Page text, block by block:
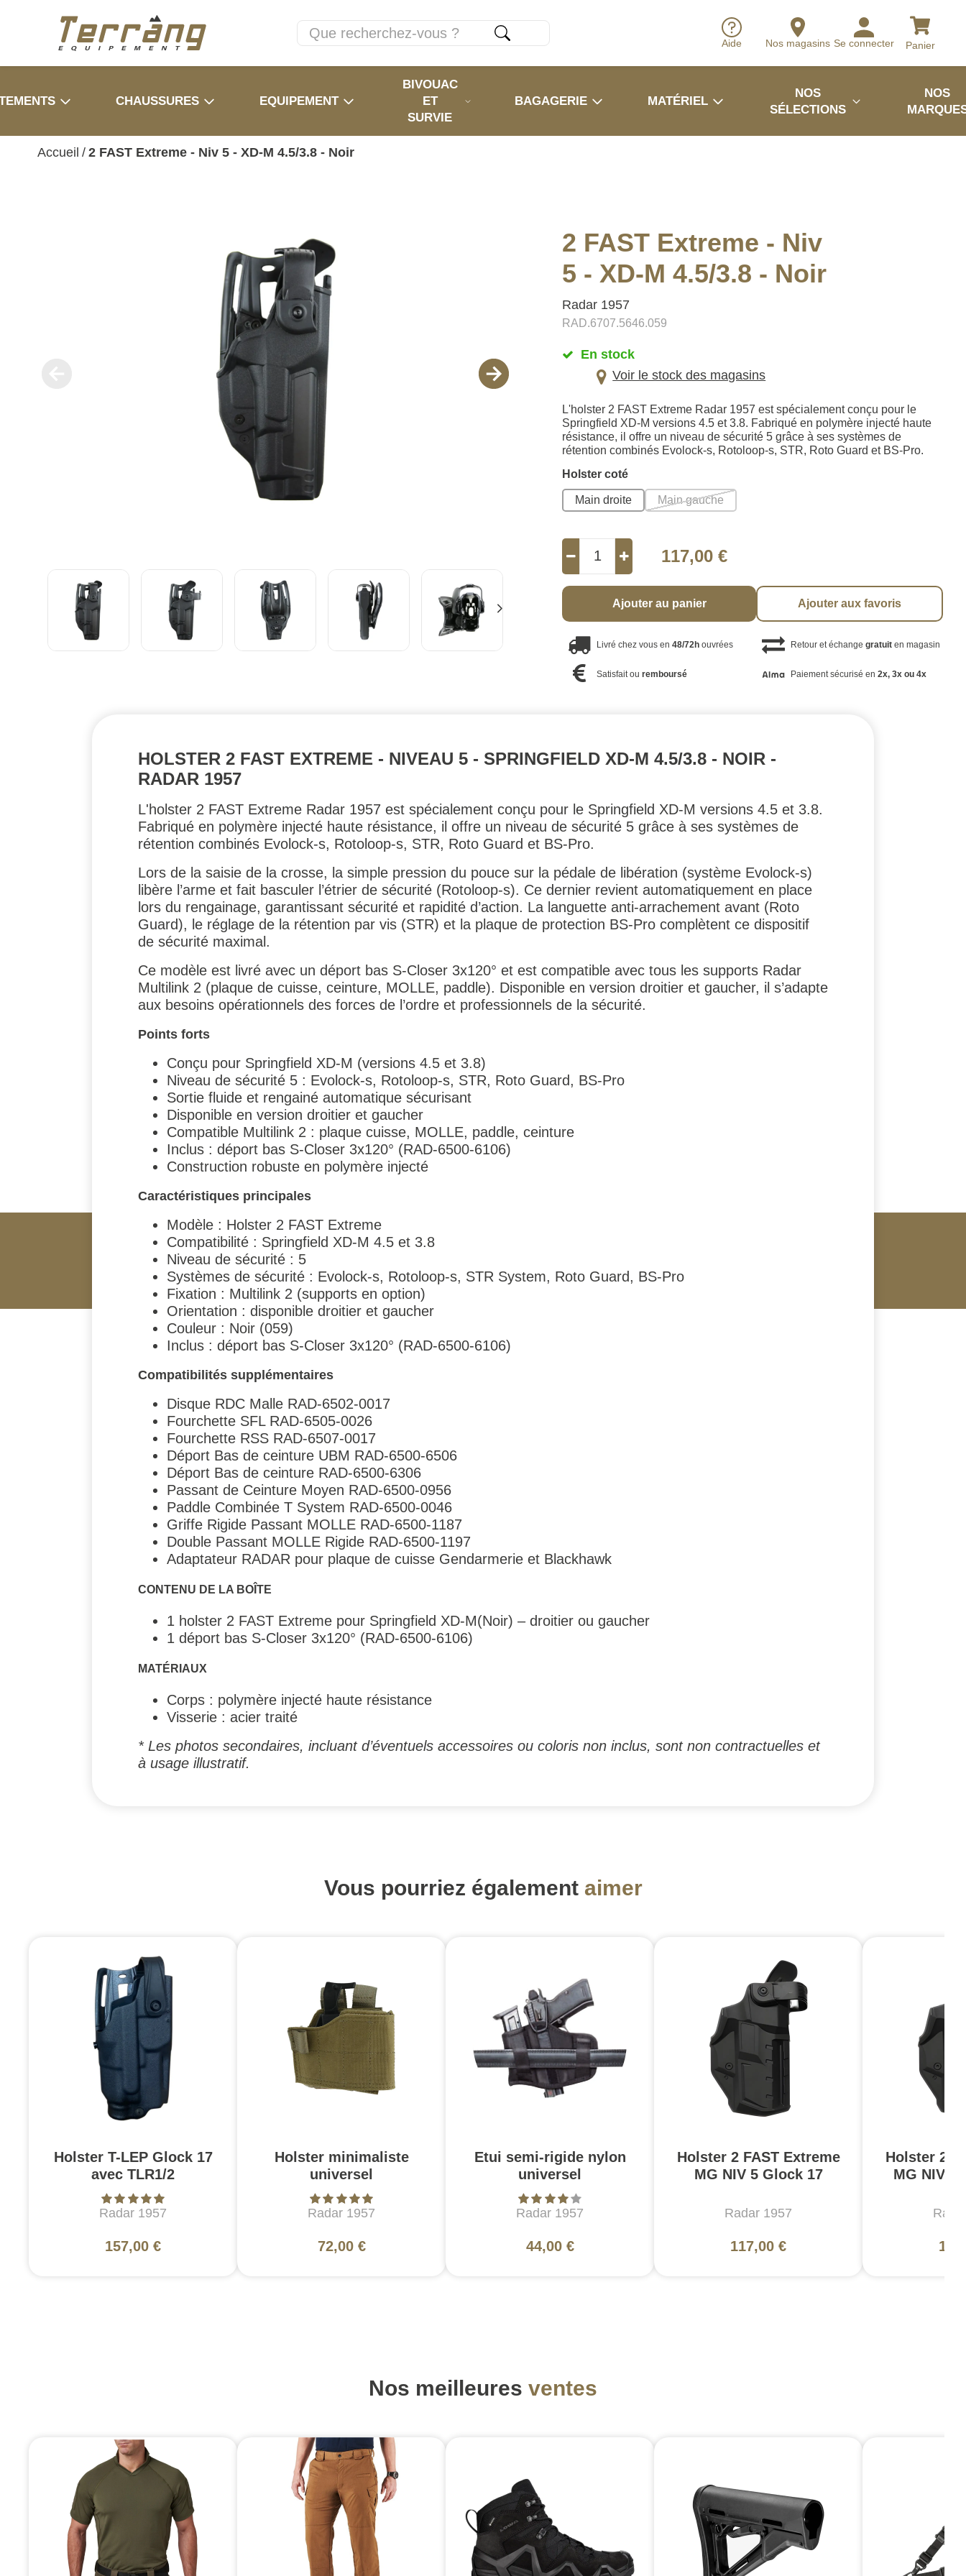
Aide Nos magasins Se connecter Panier
CHAUSSURES EQUIPEMENT
BIVOUAC
ET
SURVIE
BAGAGERIE MATÉRIEL
NOS
SÉLECTIONS
NOS
Accueil / 2 FAST Extreme - Niv 5 - XD-M 4.5/3.8 - Noir
2 FAST Extreme - Niv
5 - XD-M 4.5/3.8 - Noir
Radar 1957
RAD.6707.5646.059
En stock
Voir le stock des magasins
L'holster 2 FAST Extreme Radar 1957 est spécialement conçu pour le
Springfield XD-M versions 4.5 et 3.8. Fabriqué en polymère injecté haute
résistance, il offre un niveau de sécurité 5 grâce à ses systèmes de
rétention combinés Evolock-s, Rotoloop-s, STR, Roto Guard et BS-Pro.
Holster coté
Main droite Main gauche
117,00 €
Ajouter au panier Ajouter aux favoris
Livré chez vous en48/72h ouvrées Retour et échange gratuiten magasin
Satisfait ouremboursé Paiement sécurisé en 2x, 3x ou 4x
HOLSTER 2 FAST EXTREME - NIVEAU 5 - SPRINGFIELD XD-M 4.5/3.8 - NOIR -
RADAR 1957
L'holster 2 FAST Extreme Radar 1957 est spécialement conçu pour le Springfield XD-M versions 4.5 et 3.8.
Fabriqué en polymère injecté haute résistance, il offre un niveau de sécurité 5 grâce à ses systèmes de
rétention combinés Evolock-s, Rotoloop-s, STR, Roto Guard et BS-Pro.
Lors de la saisie de la crosse, la simple pression du pouce sur la pédale de libération (système Evolock-s)
libère l’arme et fait basculer l’étrier de sécurité (Rotoloop-s). Ce dernier revient automatiquement en place
lors du rengainage, garantissant sécurité et rapidité d’action. La languette anti-arrachement avant (Roto
Guard), le réglage de la rétention par vis (STR) et la plaque de protection BS-Pro complètent ce dispositif
de sécurité maximal.
Ce modèle est livré avec un déport bas S-Closer 3x120° et est compatible avec tous les supports Radar
Multilink 2 (plaque de cuisse, ceinture, MOLLE, paddle). Disponible en version droitier et gaucher, il s’adapte
aux besoins opérationnels des forces de l’ordre et professionnels de la sécurité.
Points forts
Conçu pour Springfield XD-M (versions 4.5 et 3.8)
Niveau de sécurité 5 : Evolock-s, Rotoloop-s, STR, Roto Guard, BS-Pro
Sortie fluide et rengainé automatique sécurisant
Disponible en version droitier et gaucher
Compatible Multilink 2 : plaque cuisse, MOLLE, paddle, ceinture
Inclus : déport bas S-Closer 3x120° (RAD-6500-6106)
Construction robuste en polymère injecté
Caractéristiques principales
Modèle : Holster 2 FAST Extreme
Compatibilité : Springfield XD-M 4.5 et 3.8
Niveau de sécurité : 5
Systèmes de sécurité : Evolock-s, Rotoloop-s, STR System, Roto Guard, BS-Pro
Fixation : Multilink 2 (supports en option)
Orientation : disponible droitier et gaucher
Couleur : Noir (059)
Inclus : déport bas S-Closer 3x120° (RAD-6500-6106)
Compatibilités supplémentaires
Disque RDC Malle RAD-6502-0017
Fourchette SFL RAD-6505-0026
Fourchette RSS RAD-6507-0017
Déport Bas de ceinture UBM RAD-6500-6506
Déport Bas de ceinture RAD-6500-6306
Passant de Ceinture Moyen RAD-6500-0956
Paddle Combinée T System RAD-6500-0046
Griffe Rigide Passant MOLLE RAD-6500-1187
Double Passant MOLLE Rigide RAD-6500-1197
Adaptateur RADAR pour plaque de cuisse Gendarmerie et Blackhawk
CONTENU DE LA BOÎTE
1 holster 2 FAST Extreme pour Springfield XD-M(Noir) – droitier ou gaucher
1 déport bas S-Closer 3x120° (RAD-6500-6106)
MATÉRIAUX
Corps : polymère injecté haute résistance
Visserie : acier traité
* Les photos secondaires, incluant d’éventuels accessoires ou coloris non inclus, sont non contractuelles et
à usage illustratif.
Vous pourriez également aimer
Holster T-LEP Glock 17
avec TLR1/2
Radar 1957
157,00 €
Holster minimaliste
universel
Radar 1957
72,00 €
Etui semi-rigide nylon
universel
Radar 1957
44,00 €
Holster 2 FAST Extreme
MG NIV 5 Glock 17
Radar 1957
117,00 €
Holster 2
MG NIV 5
Nos meilleures ventes